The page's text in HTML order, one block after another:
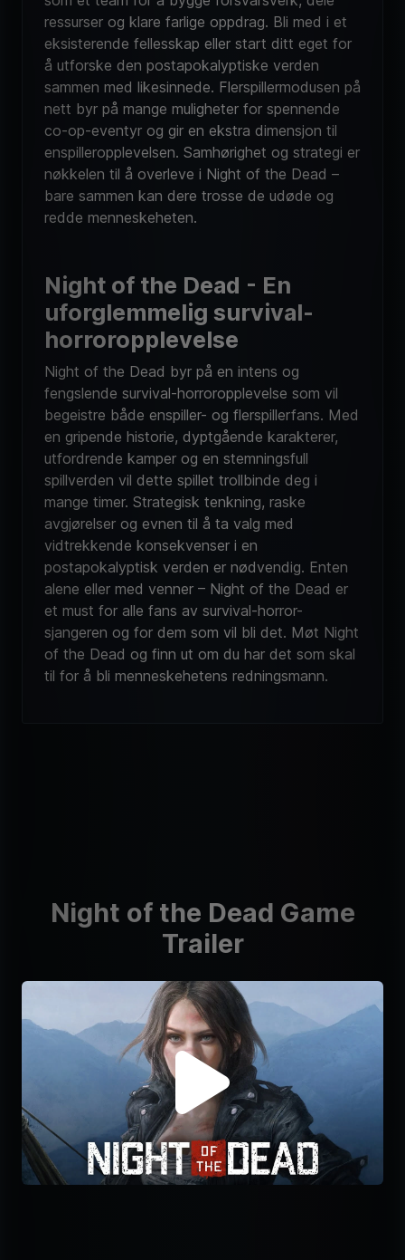
ressurser og klare farlige oppdrag. Bli med i et
eksisterende fellesskap eller start ditt eget for
å utforske den postapokalyptiske verden
sammen med likesinnede. Flerspillermodusen på
nett byr på mange muligheter for spennende
co-op-eventyr og gir en ekstra dimensjon til
enspilleropplevelsen. Samhørighet og strategi er
nøkkelen til å overleve i Night of the Dead –
bare sammen kan dere trosse de udøde og
redde menneskeheten.
Night of the Dead - En
uforglemmelig survival-
horroropplevelse
Night of the Dead byr på en intens og
fengslende survival-horroropplevelse som vil
begeistre både enspiller- og flerspillerfans. Med
en gripende historie, dyptgående karakterer,
utfordrende kamper og en stemningsfull
spillverden vil dette spillet trollbinde deg i
mange timer. Strategisk tenkning, raske
avgjørelser og evnen til å ta valg med
vidtrekkende konsekvenser i en
postapokalyptisk verden er nødvendig. Enten
alene eller med venner – Night of the Dead er
et must for alle fans av survival-horror-
sjangeren og for dem som vil bli det. Møt Night
of the Dead og finn ut om du har det som skal
til for å bli menneskehetens redningsmann.
Night of the Dead Game
Trailer